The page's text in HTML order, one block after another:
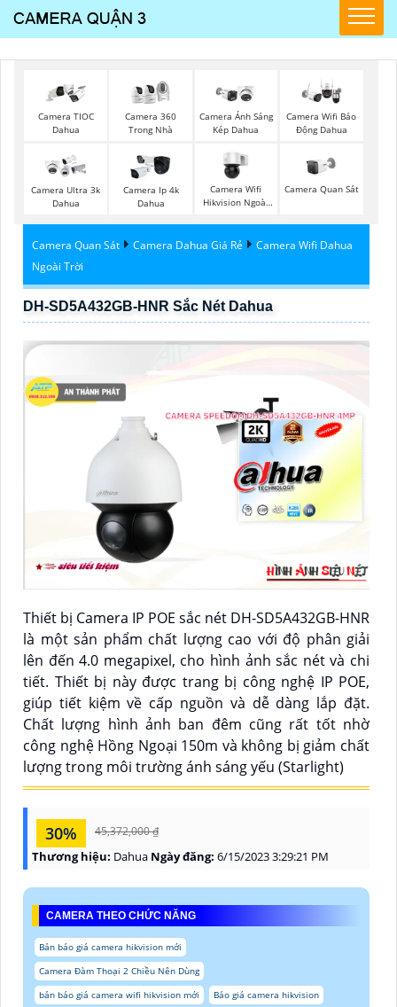
Camera TIOC
Dahua
Camera 360
Trong Nhà
Camera Ánh Sáng
Kép Dahua
Camera Wifi Báo
Động Dahua
Camera Ultra 3k
Dahua
Camera Ip 4k
Dahua
Camera Wifi
Hikvision Ngoài
Camera Quan Sát
Camera Quan Sát Camera Dahua Giá Rẻ
Camera Wifi Dahua
Ngoài Trời
DH-SD5A432GB-HNR Sắc Nét Dahua
Thiết bị Camera IP POE sắc nét DH-SD5A432GB-HNR
là một sản phẩm chất lượng cao với độ phân giải
lên đến 4.0 megapixel, cho hình ảnh sắc nét và chi
tiết. Thiết bị này được trang bị công nghệ IP POE,
giúp tiết kiệm về cấp nguồn và dễ dàng lắp đặt.
Chất lượng hình ảnh ban đêm cũng rất tốt nhờ
công nghệ Hồng Ngoại 150m và không bị giảm chất
lượng trong môi trường ánh sáng yếu (Starlight)
30% 45,372,000 ₫
Thương hiệu: Dahua Ngày đăng: 6/15/2023 3:29:21 PM
CAMERA THEO CHỨC NĂNG
Bản báo giá camera hikvision mới
Camera Đàm Thoại 2 Chiều Nên Dùng
bản báo giá camera wifi hikvision mới
Báo giá camera hikvision